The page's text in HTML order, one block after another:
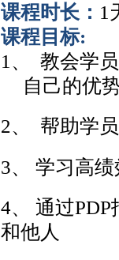
课程时长： 1
课程目标:
1、
教会学
自己的优
2、
帮助学
3、 学习高
4、 通过PDP
和他人